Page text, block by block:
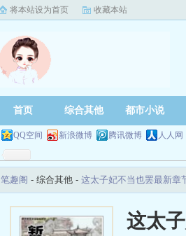
将本站设为首页 收藏本站
首页 综合其他 都市小说
QQ空间 新浪微博 腾讯微博 人人网
笔趣阁 - 综合其他 - 这太子妃不当也罢最新章
这太